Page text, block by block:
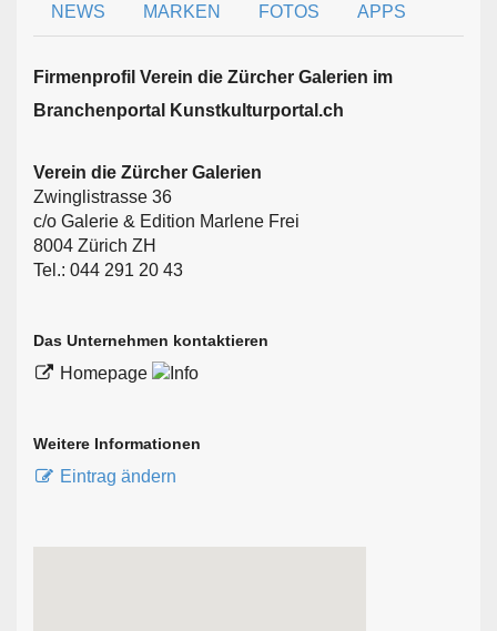
NEWS MARKEN FOTOS APPS
Firmen­profil Verein die Zürcher Galerien im
Branchen­portal Kunstkulturportal.ch
Verein die Zürcher Galerien
Zwinglistrasse 36
c/o Galerie & Edition Marlene Frei
8004 Zürich ZH
Tel.: 044 291 20 43
Das Unternehmen kontaktieren
Homepage
Weitere Informationen
Eintrag ändern